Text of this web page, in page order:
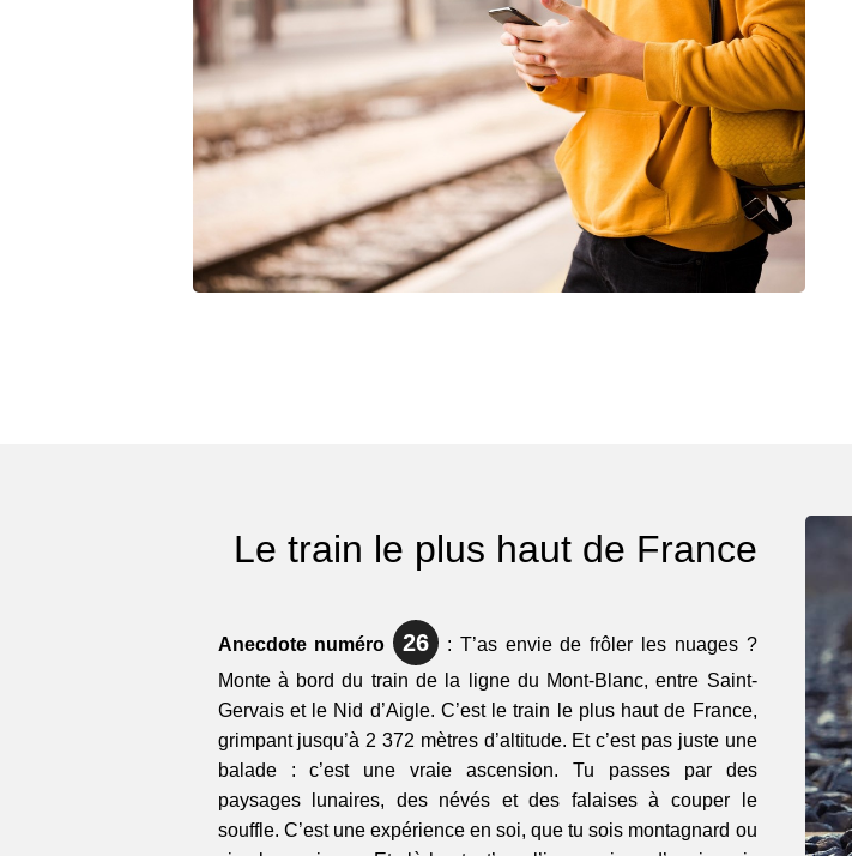
Le train le plus haut de France
Anecdote numéro 26
: T’as envie de frôler les nuages ?
Monte à bord du train de la ligne du Mont-Blanc, entre Saint-
Gervais et le Nid d’Aigle. C’est le train le plus haut de France,
grimpant jusqu’à 2 372 mètres d’altitude. Et c’est pas juste une
balade : c’est une vraie ascension. Tu passes par des
paysages lunaires, des névés et des falaises à couper le
souffle. C’est une expérience en soi, que tu sois montagnard ou